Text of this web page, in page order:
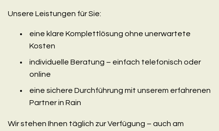
Unsere Leistungen für Sie:
eine klare Komplettlösung ohne unerwartete
Kosten
individuelle Beratung – einfach telefonisch oder
online
eine sichere Durchführung mit unserem erfahrenen
Partner in Rain
Wir stehen Ihnen täglich zur Verfügung – auch am